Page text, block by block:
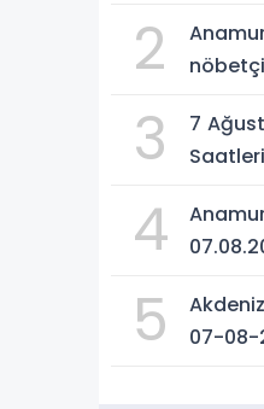
2
3
7
Saatleri
4
5
07-08-